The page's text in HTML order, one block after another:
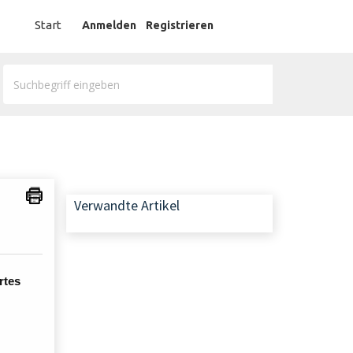
Start Anmelden Registrieren
Verwandte Artikel